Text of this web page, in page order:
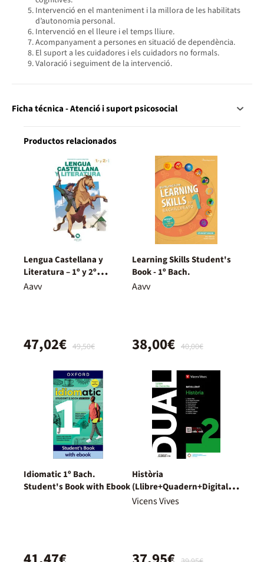
Intervenció en el manteniment i la millora de les habilitats
d’autonomia personal.
Intervenció en el lleure i el temps lliure.
Acompanyament a persones en situació de dependència.
El suport a les cuidadores i els cuidadors no formals.
Valoració i seguiment de la intervenció.
Ficha técnica - Atenció i suport psicosocial
Productos relacionados
Lengua Castellana y
Literatura – 1º y 2º
Bachillerato – Nuevo
Aavv
49,50€
47,02€
Learning Skills Student's
Book - 1º Bach.
Aavv
40,00€
38,00€
Idiomatic 1º Bach.
Student's Book with Ebook
Història
(Llibre+Quadern+Digital)
Dual
Vicens Vives